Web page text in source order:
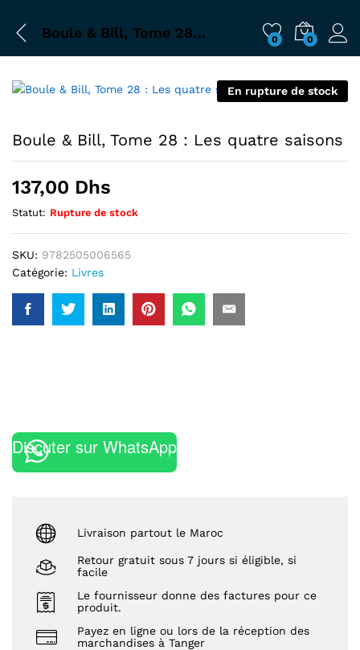
Boule & Bill, Tome 28 : Les quatre saisons 0 0
En rupture de stock
Boule & Bill, Tome 28 : Les quatre saisons
137,00 Dhs
Statut: Rupture de stock
SKU: 9782505006565
Catégorie: Livres
Discuter sur WhatsApp
Livraison partout le Maroc
Retour gratuit sous 7 jours si éligible, si
facile
Le fournisseur donne des factures pour ce
produit.
Payez en ligne ou lors de la réception des
marchandises à Tanger